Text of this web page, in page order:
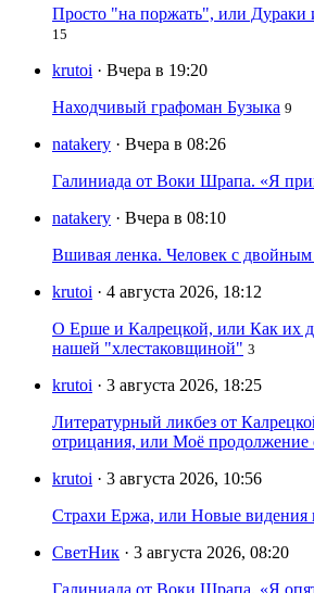
Просто "на поржать", или Дураки
15
krutoi · Вчера в 19:20
Находчивый графоман Бузыка 9
natakery · Вчера в 08:26
Галиниада от Воки Шрапа. «Я
natakery · Вчера в 08:10
Вшивая ленка. Человек с
krutoi · 4 августа 2026, 18:12
О Ерше и Калрецкой, или Как их
нашей "хлестаковщиной" 3
krutoi · 3 августа 2026, 18:25
Литературный ликбез от
отрицания, или Моё
krutoi · 3 августа 2026, 10:56
Страхи Ержа, или Новые видения
СветНик · 3 августа 2026, 08:20
Галиниада от Воки Шрапа. «Я